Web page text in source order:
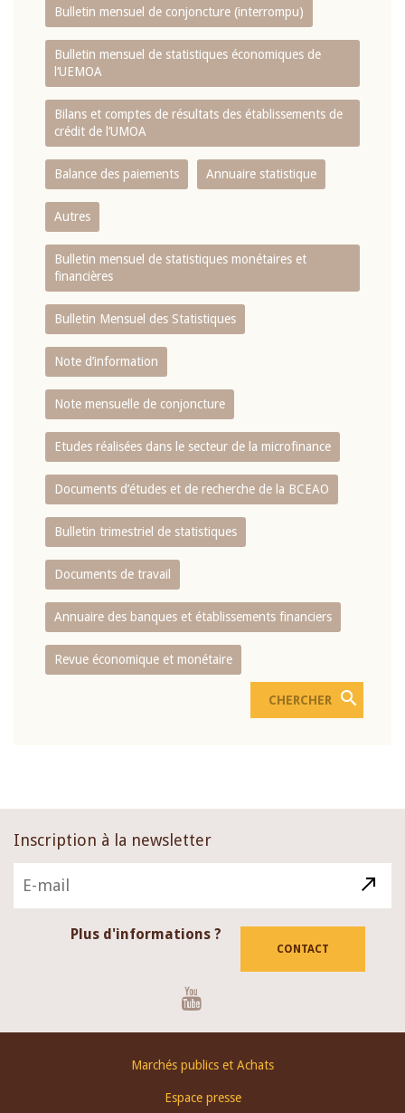
Bulletin mensuel de conjoncture (interrompu)
Bulletin mensuel de statistiques économiques de
l‘UEMOA
Bilans et comptes de résultats des établissements de
crédit de l‘UMOA
Balance des paiements Annuaire statistique
Autres
Bulletin mensuel de statistiques monétaires et
financières
Bulletin Mensuel des Statistiques
Note d’information
Note mensuelle de conjoncture
Etudes réalisées dans le secteur de la microfinance
Documents d’études et de recherche de la BCEAO
Bulletin trimestriel de statistiques
Documents de travail
Annuaire des banques et établissements financiers
Revue économique et monétaire
Inscription à la newsletter
Plus d'informations ?
CONTACT
Marchés publics et Achats
Espace presse